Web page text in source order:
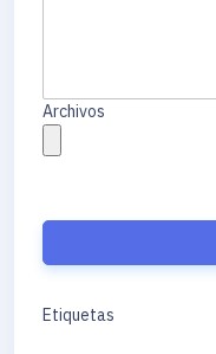
Archivos
Etiquetas